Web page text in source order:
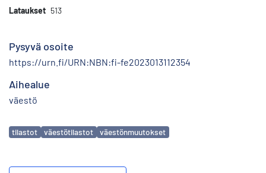
Lataukset 513
Pysyvä osoite
https://urn.fi/URN:NBN:fi-fe2023013112354
Aihealue
väestö
Avainsanat
tilastot väestötilastot väestönmuutokset